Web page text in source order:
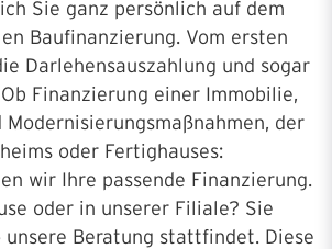
Sie ganz persönlich auf dem
Baufinanzierung. Vom ersten
Darlehensauszahlung und sogar
Finanzierung einer Immobilie,
Modernisierungsmaßnahmen, der
oder Fertighauses:
wir Ihre passende Finanzierung.
oder in unserer Filiale? Sie
unsere Beratung stattfindet. Diese